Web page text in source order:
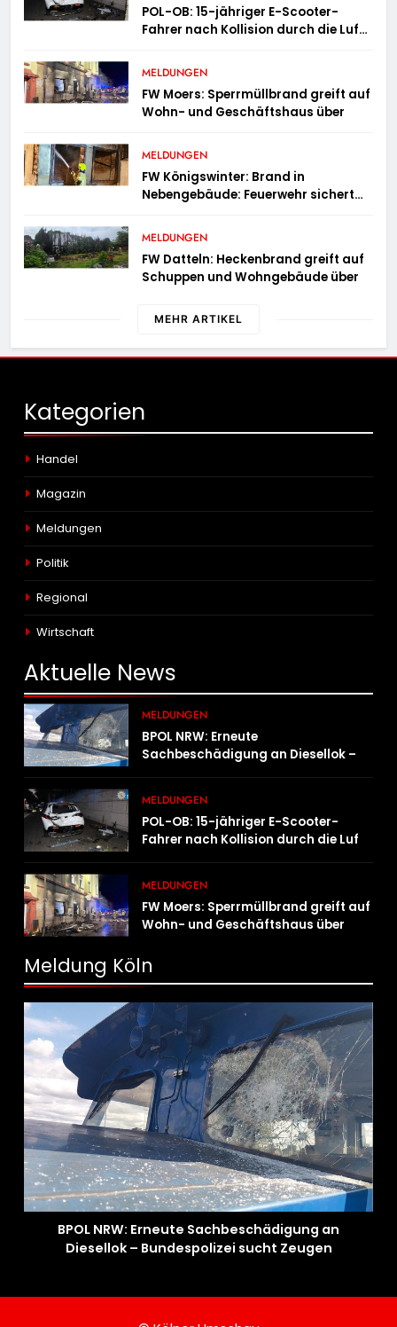
POL-OB: 15-jähriger E-Scooter-
Fahrer nach Kollision durch die Luft
MELDUNGEN
FW Moers: Sperrmüllbrand greift auf
Wohn- und Geschäftshaus über
MELDUNGEN
FW Königswinter: Brand in
Nebengebäude: Feuerwehr sichert
MELDUNGEN
FW Datteln: Heckenbrand greift auf
Schuppen und Wohngebäude über
MEHR ARTIKEL
Kategorien
Handel
Magazin
Meldungen
Politik
Regional
Wirtschaft
Aktuelle News
MELDUNGEN
BPOL NRW: Erneute
Sachbeschädigung an Diesellok –
MELDUNGEN
POL-OB: 15-jähriger E-Scooter-
Fahrer nach Kollision durch die Luft
MELDUNGEN
FW Moers: Sperrmüllbrand greift auf
Wohn- und Geschäftshaus über
Meldung Köln
BPOL NRW: Erneute Sachbeschädigung an
Diesellok – Bundespolizei sucht Zeugen